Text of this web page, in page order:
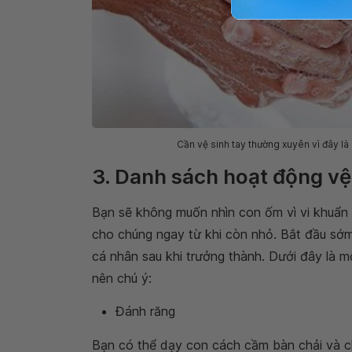
Cần vệ sinh tay thường xuyên vì đây
3. Danh sách hoạt động
Bạn sẽ không muốn nhìn con ốm vì vi
cho chúng ngay từ khi còn nhỏ. Bắt đầu
cá nhân sau khi trưởng thành. Dưới đây là
nên chú ý:
Đánh răng
Bạn có thể dạy con cách cầm bàn chải và